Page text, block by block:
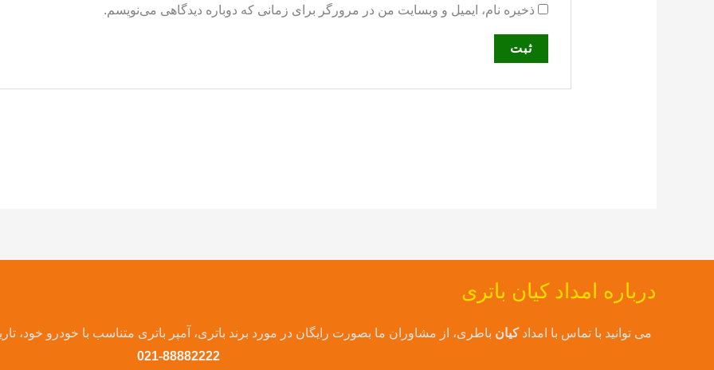
ذخیره نام، ایمیل و وبسایت من در مرورگر برای زمانی که دوباره دیدگاهی می‌نویسم.
درباره امداد کیان باتری
می توانید با تماس با امدادکیان باطری، از مشاوران ما بصورت رایگان در مورد برند باتری، آمپر باتری متناسب با خودرو خود،
021-88882222